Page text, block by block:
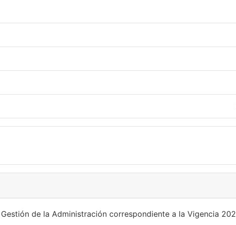
de la Administración correspondiente a la Vigencia